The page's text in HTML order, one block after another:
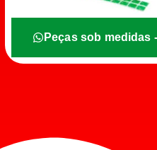
Peças sob medidas